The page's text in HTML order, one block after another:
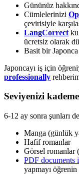
Gününüz
Cümlelerinizi
çevirisiyle
LangCorrect
ücretsiz olarak
Basit bir
Japoncayı iş için
professionally
Seviyenizi
6-12 ay sonra şunları
Manga (günlük
Hafif romanlar
Görsel romanlar
PDF documents
yapmayı öğrenin